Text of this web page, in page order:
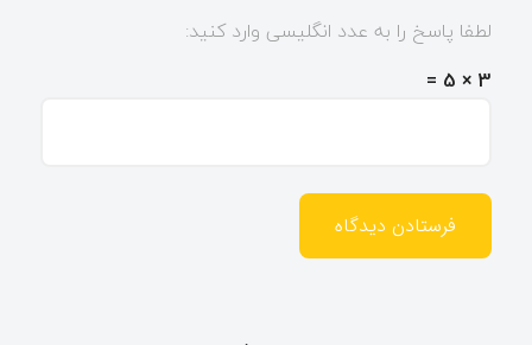
لطفا پاسخ را به عدد انگلیسی وارد کنید:
3 × 5 =